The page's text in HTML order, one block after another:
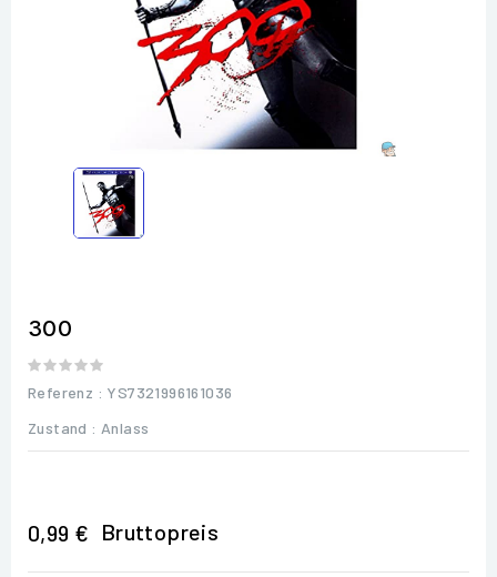
300
Referenz : YS7321996161036
Zustand : Anlass
0,99 € Bruttopreis